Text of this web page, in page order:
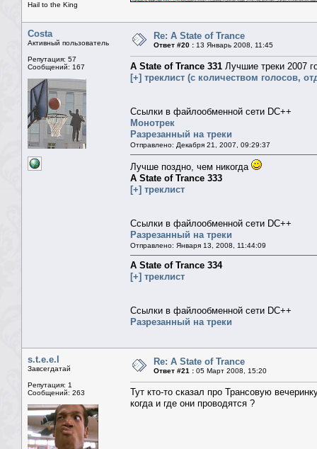
Hail to the King
Costa
Активный пользователь
Репутация: 57
Сообщений: 167
Re: A State of Trance
Ответ #20 : 13 Январь 2008, 11:45
A State of Trance 331 Лучшие треки 2007
[+] треклист (с количеством голосов,
Ссылки в файлообменной сети DC++
Монотрек
Разрезанный на треки
Отправлено: Декабря 21, 2007, 09:29:37
Лучше поздно, чем никогда
A State of Trance 333
[+] треклист
Ссылки в файлообменной сети DC++
Разрезанный на треки
Отправлено: Января 13, 2008, 11:44:09
A State of Trance 334
[+] треклист
Ссылки в файлообменной сети DC++
Разрезанный на треки
s.t.e.e.l
Завсегдатай
Репутация: 1
Сообщений: 263
Re: A State of Trance
Ответ #21 : 05 Март 2008, 15:20
Тут кто-то сказал про Трансовую
когда и где они проводятся ?